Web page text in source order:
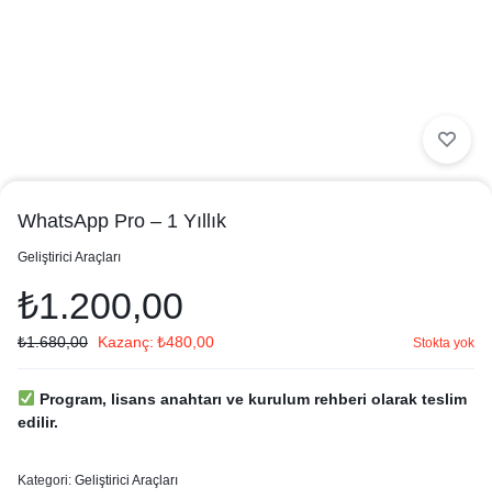
WhatsApp Pro – 1 Yıllık
Geliştirici Araçları
₺1.200,00
₺1.680,00 Kazanç: ₺480,00 Stokta yok
Program, lisans anahtarı ve kurulum rehberi olarak teslim
edilir.
Kategori: Geliştirici Araçları